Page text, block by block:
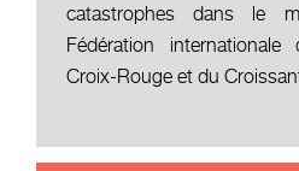
catastrophes dans le
Fédération
Croix-Rouge et du